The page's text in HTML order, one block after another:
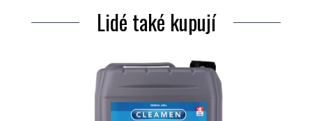
Lidé také kupují